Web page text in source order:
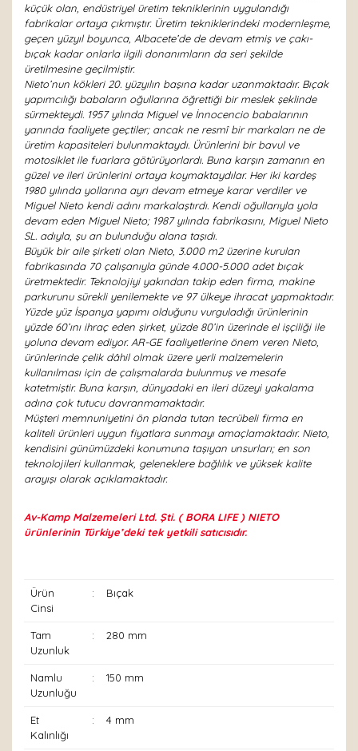
küçük olan, endüstriyel üretim tekniklerinin uygulandığı
fabrikalar ortaya çıkmıştır. Üretim tekniklerindeki modernleşme,
geçen yüzyıl boyunca, Albacete’de de devam etmiş ve çakı-
bıçak kadar onlarla ilgili donanımların da seri şekilde
üretilmesine geçilmiştir.
Nieto’nun kökleri 20. yüzyılın başına kadar uzanmaktadır. Bıçak
yapımcılığı babaların oğullarına öğrettiği bir meslek şeklinde
sürmekteydi. 1957 yılında Miguel ve İnnocencio babalarının
yanında faaliyete geçtiler; ancak ne resmî bir markaları ne de
üretim kapasiteleri bulunmaktaydı. Ürünlerini bir bavul ve
motosiklet ile fuarlara götürüyorlardı. Buna karşın zamanın en
güzel ve ileri ürünlerini ortaya koymaktaydılar. Her iki kardeş
1980 yılında yollarına ayrı devam etmeye karar verdiler ve
Miguel Nieto kendi adını markalaştırdı. Kendi oğullarıyla yola
devam eden Miguel Nieto; 1987 yılında fabrikasını, Miguel Nieto
SL. adıyla, şu an bulunduğu alana taşıdı.
Büyük bir aile şirketi olan Nieto, 3.000 m2 üzerine kurulan
fabrikasında 70 çalışanıyla günde 4.000-5.000 adet bıçak
üretmektedir. Teknolojiyi yakından takip eden firma, makine
parkurunu sürekli yenilemekte ve 97 ülkeye ihracat yapmaktadır.
Yüzde yüz İspanya yapımı olduğunu vurguladığı ürünlerinin
yüzde 60’ını ihraç eden şirket, yüzde 80’in üzerinde el işçiliği ile
yoluna devam ediyor. AR-GE faaliyetlerine önem veren Nieto,
ürünlerinde çelik dâhil olmak üzere yerli malzemelerin
kullanılması için de çalışmalarda bulunmuş ve mesafe
katetmiştir. Buna karşın, dünyadaki en ileri düzeyi yakalama
adına çok tutucu davranmamaktadır.
Müşteri memnuniyetini ön planda tutan tecrübeli firma en
kaliteli ürünleri uygun fiyatlara sunmayı amaçlamaktadır. Nieto,
kendisini günümüzdeki konumuna taşıyan unsurları; en son
teknolojileri kullanmak, geleneklere bağlılık ve yüksek kalite
arayışı olarak açıklamaktadır.
Av-Kamp Malzemeleri Ltd. Şti. ( BORA LIFE ) NIETO
ürünlerinin Türkiye’deki tek yetkili satıcısıdır.
Ürün
Cinsi
: Bıçak
Tam
Uzunluk
: 280 mm
Namlu
Uzunluğu
: 150 mm
Et
Kalınlığı
: 4 mm